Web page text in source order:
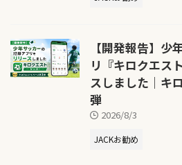
【開発報告】少
リ『キロクエス
スしました｜キ
弾
2026/8/3
JACKお勧め